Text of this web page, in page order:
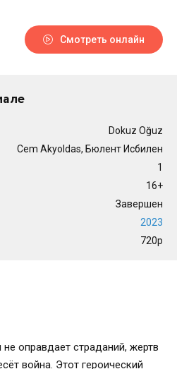
Смотреть онлайн
Dokuz Oğuz
Cem Akyoldas, Бюлент Исбилен
1
16+
Завершен
2023
720p
оправдает страданий, жертв
война. Этот героический